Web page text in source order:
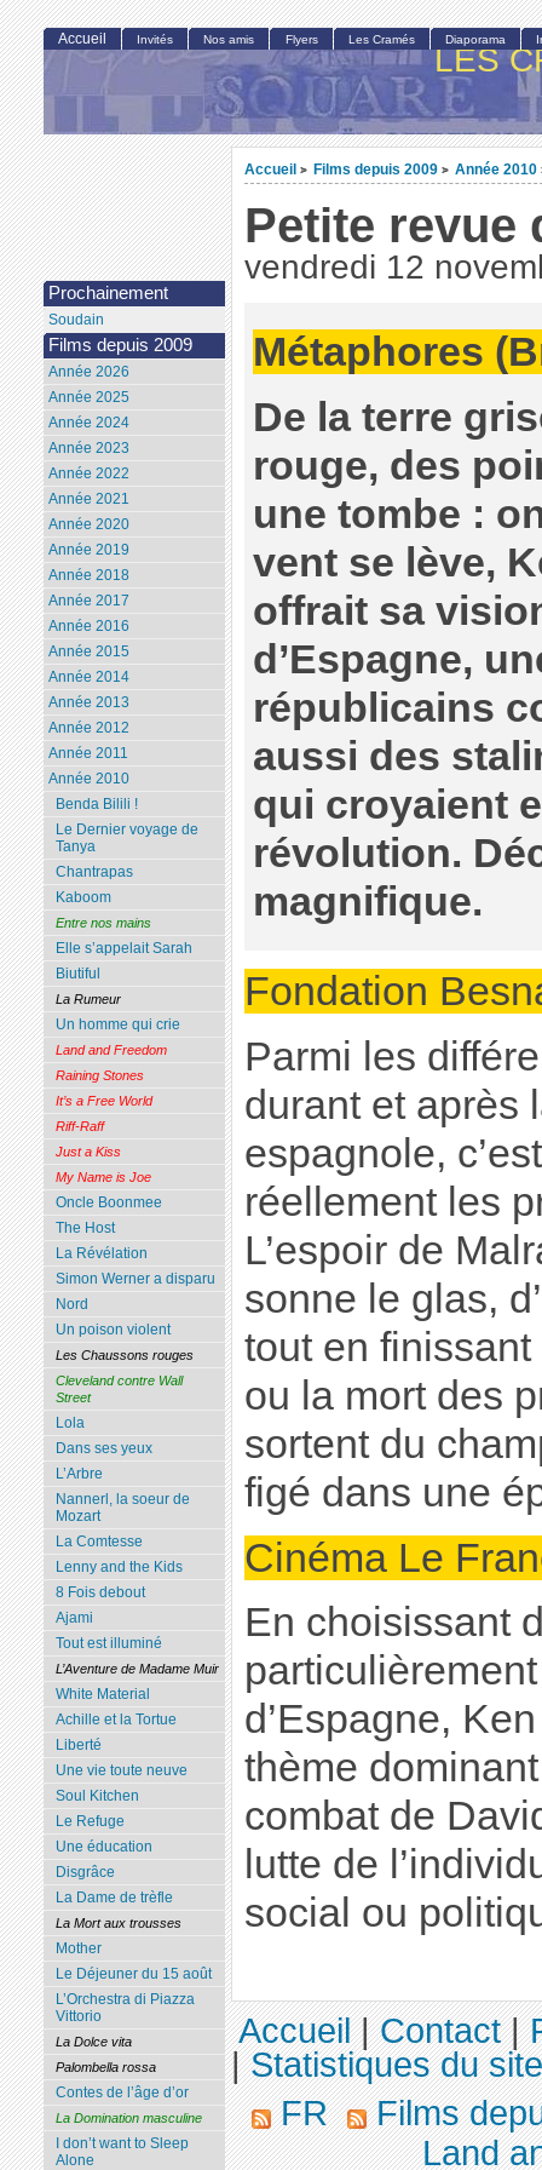
LES
Accueil > Films depuis 2009 > Année 2010
Petite revue
vendredi 12
Métaphores
De la terre
rouge, des
une tombe :
vent se lève,
offrait sa
d’Espagne,
républicains
aussi des
qui croyaient
révolution.
magnifique.
Fondation
Parmi les
durant et après
espagnole,
réellement les
L’espoir de
sonne le glas,
tout en
ou la mort des
sortent du
figé dans une
Cinéma Le
En choisissant
d’Espagne,
thème
combat de
lutte de
social ou
Accueil Invités Nos amis Flyers Les Cramés Diaporama
Prochainement
Soudain
Films depuis 2009
Année 2026
Année 2025
Année 2024
Année 2023
Année 2022
Année 2021
Année 2020
Année 2019
Année 2018
Année 2017
Année 2016
Année 2015
Année 2014
Année 2013
Année 2012
Année 2011
Année 2010
Benda Bilili !
Le Dernier voyage de
Tanya
Chantrapas
Kaboom
Entre nos mains
Elle s’appelait Sarah
Biutiful
La Rumeur
Un homme qui crie
Land and Freedom
Raining Stones
It’s a Free World
Riff-Raff
Just a Kiss
My Name is Joe
Oncle Boonmee
The Host
La Révélation
Simon Werner a disparu
Nord
Un poison violent
Les Chaussons rouges
Cleveland contre Wall
Street
Lola
Dans ses yeux
L’Arbre
Nannerl, la soeur de
Mozart
La Comtesse
Lenny and the Kids
8 Fois debout
Ajami
Tout est illuminé
L’Aventure de Madame Muir
White Material
Achille et la Tortue
Liberté
Une vie toute neuve
Soul Kitchen
Le Refuge
Une éducation
Disgrâce
La Dame de trèfle
La Mort aux trousses
Mother
Le Déjeuner du 15 août
L’Orchestra di Piazza
Vittorio
La Dolce vita
Palombella rossa
Contes de l’âge d’or
La Domination masculine
I don’t want to Sleep
Alone
Accueil|Contact|
|Statistiques du site
FR
Films
Land